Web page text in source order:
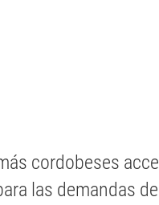
cordobeses
las demandas